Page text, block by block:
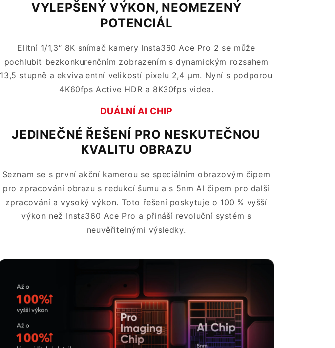
VYLEPŠENÝ VÝKON, NEOMEZENÝ
POTENCIÁL
Elitní 1/1,3“ 8K snímač kamery Insta360 Ace Pro 2 se může
pochlubit bezkonkurenčním zobrazením s dynamickým rozsahem
13,5 stupně a ekvivalentní velikostí pixelu 2,4 μm. Nyní s podporou
4K60fps Active HDR a 8K30fps videa.
DUÁLNÍ AI CHIP
JEDINEČNÉ ŘEŠENÍ PRO NESKUTEČNOU
KVALITU OBRAZU
Seznam se s první akční kamerou se speciálním obrazovým čipem
pro zpracování obrazu s redukcí šumu a s 5nm AI čipem pro další
zpracování a vysoký výkon. Toto řešení poskytuje o 100 % vyšší
výkon než Insta360 Ace Pro a přináší revoluční systém s
neuvěřitelnými výsledky.